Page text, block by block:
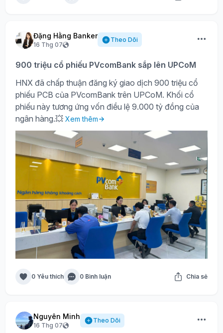
Đặng Hằng Banker
16 Thg 07
Theo Dõi
900 triệu cổ phiếu PVcomBank sắp lên UPCoM
HNX đã chấp thuận đăng ký giao dịch 900 triệu cổ
phiếu PCB của PVcomBank trên UPCoM. Khối cổ
phiếu này tương ứng vốn điều lệ 9.000 tỷ đồng của
ngân hàng.💥 Xem thêm
0 Yêu thích 0 Bình luận Chia sẻ
Nguyên Minh
16 Thg 07
Theo Dõi